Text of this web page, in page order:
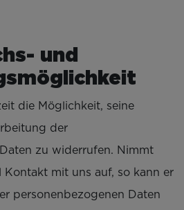
und
die Möglichkeit, seine
der
zu widerrufen. Nimmt
Kontakt mit uns auf, so kann er
personenbezogenen Daten